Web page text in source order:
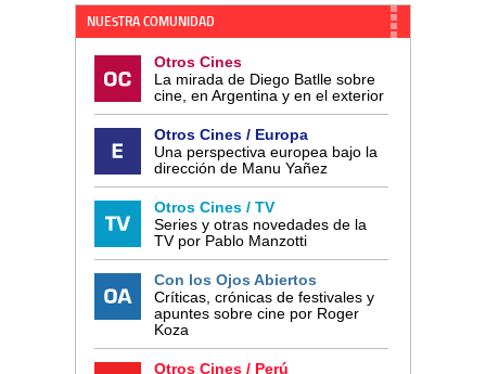
NUESTRA COMUNIDAD
Otros Cines
La mirada de Diego Batlle sobre
cine, en Argentina y en el exterior
Otros Cines / Europa
Una perspectiva europea bajo la
dirección de Manu Yañez
Otros Cines / TV
Series y otras novedades de la
TV por Pablo Manzotti
Con los Ojos Abiertos
Críticas, crónicas de festivales y
apuntes sobre cine por Roger
Koza
Otros Cines / Perú